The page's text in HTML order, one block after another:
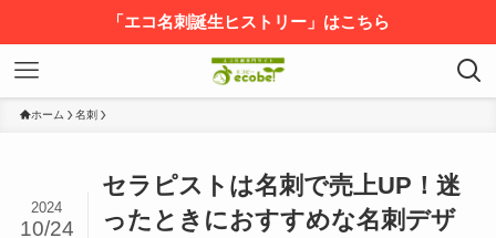
「エコ名刺誕生ヒストリー」はこちら
ホーム 名刺
セラピストは名刺で売上UP！迷
ったときにおすすめな名刺デザ
2024
10/24